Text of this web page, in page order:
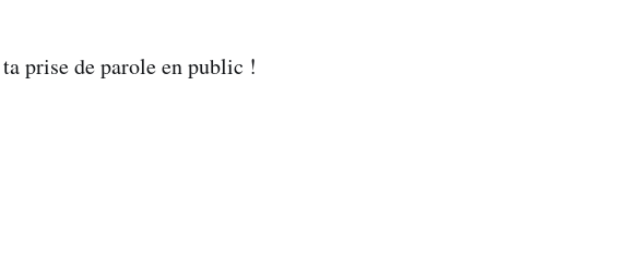
prise de parole en public !